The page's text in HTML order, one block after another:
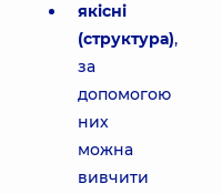
якісні
(структура),
за
допомогою
них
можна
вивчити